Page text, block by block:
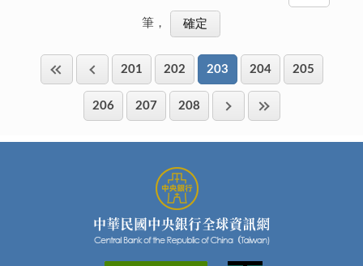
筆，
201 202 203 204 205
206 207 208